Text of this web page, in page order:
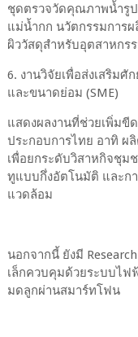
ชุดตรวจวัดคุณภาพน้ำรู
แม่น้ำกก นวัตกรรมการ
ผิววัสดุสำหรับอุตสาหกร
6. งานวิจัยเพื่อส่งเสริม
และขนาดย่อม (SME)
แสดงผลงานที่ช่วยเพิ่มขี
ประกอบการไทย อาทิ ผ
เพื่อยกระดับวิสาหกิจชุม
ทูแบบกึ่งอัตโนมัติ และก
แวดล้อม
นอกจากนี้ ยังมี
เล็กควบคุมด้วยระบบไฟ
มดลูกผ่านสมาร์ทโฟน